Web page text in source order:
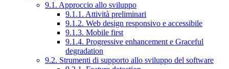
9.1. Approccio allo sviluppo
9.1.1. Attività preliminari
9.1.2. Web design responsivo e accessibile
9.1.3. Mobile first
9.1.4. Progressive enhancement e Graceful
degradation
9.2. Strumenti di supporto allo sviluppo del software